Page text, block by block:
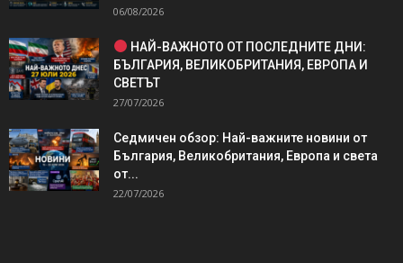
06/08/2026
НАЙ-ВАЖНОТО ОТ ПОСЛЕДНИТЕ ДНИ:
БЪЛГАРИЯ, ВЕЛИКОБРИТАНИЯ, ЕВРОПА И
СВЕТЪТ
27/07/2026
Седмичен обзор: Най-важните новини от
България, Великобритания, Европа и света
от...
22/07/2026